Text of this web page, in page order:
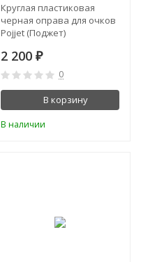
Круглая пластиковая
черная оправа для очков
Pojjet (Поджет)
2 200 ₽
0
В корзину
В наличии